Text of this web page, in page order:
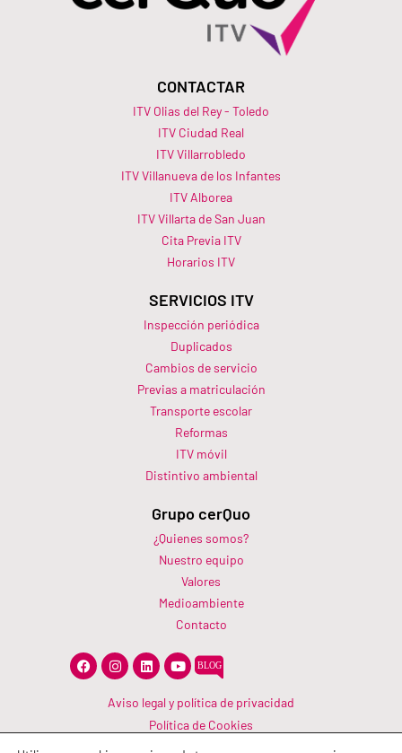
CONTACTAR
ITV Olias del Rey - Toledo
ITV Ciudad Real
ITV Villarrobledo
ITV Villanueva de los Infantes
ITV Alborea
ITV Villarta de San Juan
Cita Previa ITV
Horarios ITV​
SERVICIOS ITV
Inspección periódica
Duplicados
Cambios de servicio
Previas a matriculación
Transporte escolar
Reformas
ITV móvil
Distintivo ambiental
Grupo cerQuo
¿Quienes somos?
Nuestro equipo
Valores
Medioambiente
Contacto
F
a
c
o
I
n
s
t
a
r
L
i
n
k
e
d
i
Y
o
u
t
u
b
e
Aviso legal y política de privacidad
Política de Cookies
Canal Información